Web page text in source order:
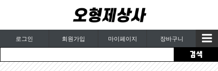
로그인 회원가입 마이페이지 장바구니